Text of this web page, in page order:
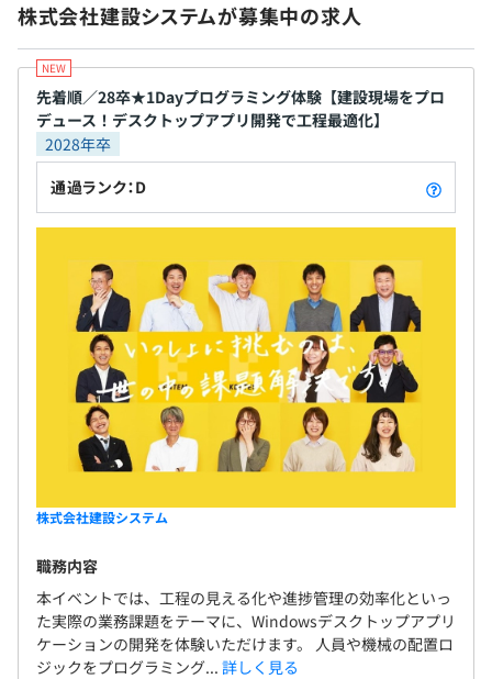
・社内勉強会の開催
・研修の実施、資格手当・報奨金制度
・コードレビューの実施
・社内Tech-CONFの実施
・Udemy購入補助
WindowsノートPC(CPU:corei7、メモリ：32G、SSD：
2TB)＋マルチディスプレイを支給
オブジェクト指向、アジャイル、スクラム、ペアプロ、テ
スト駆動開発、コーディング規約あり
Docker、Terraform
株式会社建設システムが募集中の求人
先着順／28卒★1Dayプログラミング体験【建設現場をプロ
デュース！デスクトップアプリ開発で工程最適化】
2028年卒
通過ランク：D
株式会社建設システム
職務内容
本イベントでは、工程の見える化や進捗管理の効率化といっ
た実際の業務課題をテーマに、Windowsデスクトップアプリ
ケーションの開発を体験いただけます。 人員や機械の配置ロ
ジックをプログラミング... 詳しく見る